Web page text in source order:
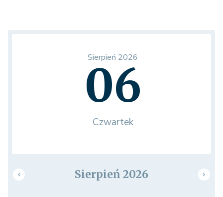
Sierpień 2026
06
Czwartek
Sierpień 2026